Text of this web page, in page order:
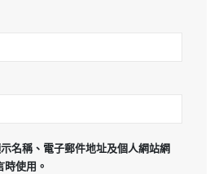
名稱、電子郵件地址及個人網站網
使用。